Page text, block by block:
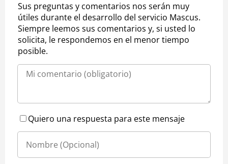
Sus preguntas y comentarios nos serán muy
útiles durante el desarrollo del servicio Mascus.
Siempre leemos sus comentarios y, si usted lo
solicita, le respondemos en el menor tiempo
posible.
Quiero una respuesta para este mensaje